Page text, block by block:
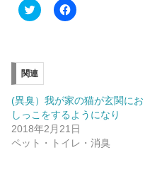
ク
リ
T
w
i
t
e
r
で
共
有
F
a
有
す
る
に
は
ク
関連
(異臭）我が家の猫が玄関にお
しっこをするようになり
2018年2月21日
ペット・トイレ・消臭